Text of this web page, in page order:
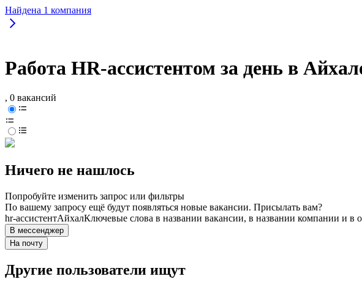
Найдена 1 компания
Работа HR-ассистентом за день в
, 0 вакансий
Ничего не нашлось
Попробуйте изменить запрос или фильтры
По вашему запросу ещё будут появляться новые вакансии. Присылать вам?
hr-ассистентАйхалКлючевые слова в названии вакансии, в названии компании и в
В мессенджер
На почту
Другие пользователи ищут